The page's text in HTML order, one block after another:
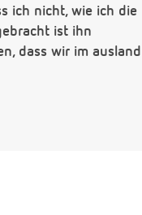
ich nicht, wie ich die
ist ihn
dass wir im ausland
machtkampf? würde